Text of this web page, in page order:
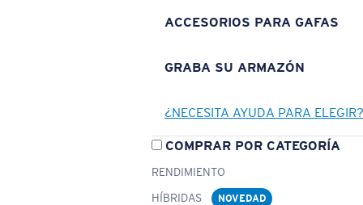
ACCESORIOS PARA GAFAS
GRABA SU ARMAZÓN
¿NECESITA AYUDA PARA ELEGIR?
COMPRAR POR CATEGORÍA
RENDIMIENTO
HÍBRIDAS
NOVEDAD